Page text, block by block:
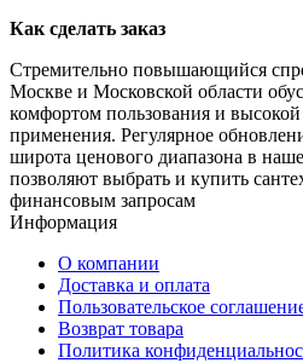
Как сделать заказ
Стремительно повышающийся
Москве и Московской области
комфортом пользования и
применения. Регулярное
широта ценового диапазона в
позволяют выбрать и купить
финансовым запросам
Информация
О компании
Доставка и оплата
Пользовательское
Возврат товара
Политика